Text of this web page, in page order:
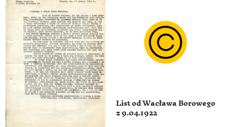
List od Wacława Borowego
z 9.04.1922